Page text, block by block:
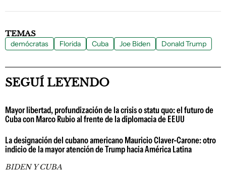
TEMAS
demócratas Florida Cuba Joe Biden Donald Trump
SEGUÍ LEYENDO
Mayor libertad, profundización de la crisis o statu quo: el futuro de
Cuba con Marco Rubio al frente de la diplomacia de EEUU
La designación del cubano americano Mauricio Claver-Carone: otro
indicio de la mayor atención de Trump hacia América Latina
BIDEN Y CUBA